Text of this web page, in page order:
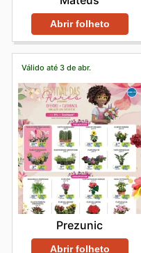
Abrir folheto
Válido até 3 de abr.
Prezunic
Abrir folheto